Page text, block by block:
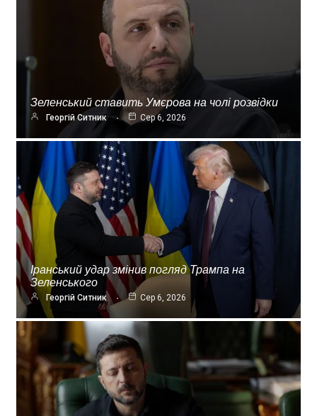
Зеленський ставить Умєрова на чолі розвідки
Георгій Ситник Сер 6, 2026
Іранський удар змінив погляд Трампа на
Зеленського
Георгій Ситник Сер 6, 2026